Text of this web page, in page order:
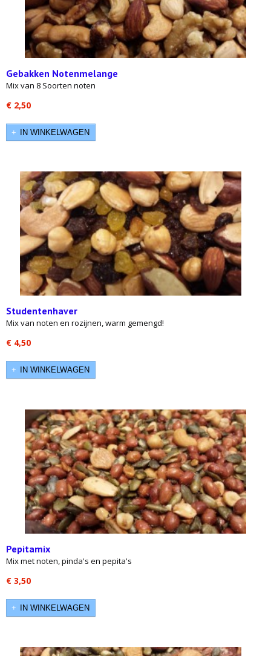
Gebakken Notenmelange
Mix van 8 Soorten noten
€ 2,50
IN WINKELWAGEN
Studentenhaver
Mix van noten en rozijnen, warm gemengd!
€ 4,50
IN WINKELWAGEN
Pepitamix
Mix met noten, pinda's en pepita's
€ 3,50
IN WINKELWAGEN